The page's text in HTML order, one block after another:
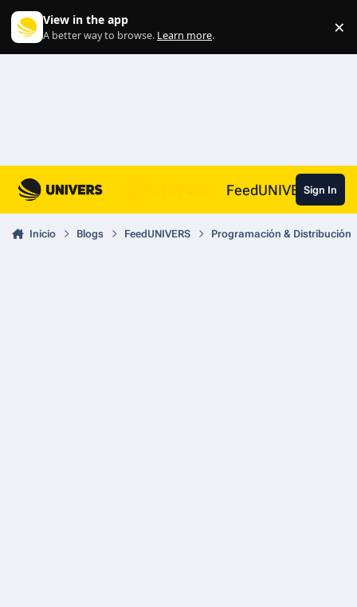
View in the app
A better way to browse. Learn more. ×
FeedUNIVERSSign In
Inicio Blogs FeedUNIVERS Programación & Distribución